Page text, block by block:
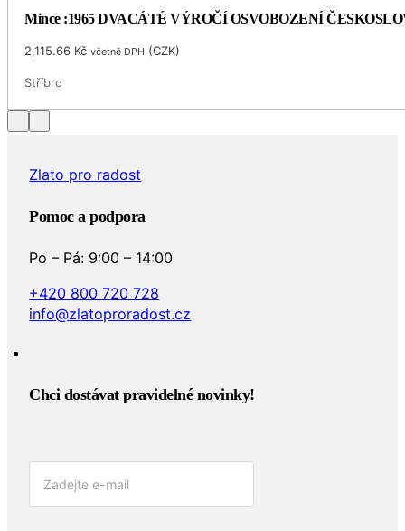
Mince :1965 DVACÁTÉ VÝROČÍ OSVOBOZENÍ
2,115.66 Kč včetně DPH (CZK)
Stříbro
Zlato pro radost
Pomoc a podpora
Po – Pá: 9:00 – 14:00
+420 800 720 728
info@zlatoproradost.cz
Chci dostávat pravidelné novinky!​